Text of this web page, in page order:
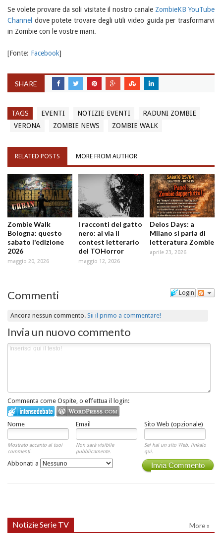
Se volete provare da soli visitate il nostro canale ZombieKB YouTube
Channel dove potete trovare degli utili video guida per trasformarvi
in Zombie con le vostre mani.
[Fonte: Facebook]
SHARE
TAGS EVENTI NOTIZIE EVENTI
RADUNI ZOMBIE
VERONA
ZOMBIE NEWS ZOMBIE WALK
RELATED POSTS MORE FROM AUTHOR
Zombie Walk
Bologna: questo
sabato l'edizione
2026
maggio 20, 2026
I racconti del gatto
nero: al via il
contest letterario
del TOHorror
maggio 12, 2026
Delos Days: a
Milano si parla di
letteratura Zombie
aprile 23, 2026
Login
Commenti
Ancora nessun commento.Sii il primo a commentare!
Invia un nuovo commento
Commenta come Ospite, o effettua il login:
Nome Email Sito Web (opzionale)
Mostrato accanto ai tuoi
commenti.
Non sarà visibile
pubblicamente.
Sei hai un sito Web, linkalo
qui.
Invia Commento
Abbonati a
Notizie Serie TV More »